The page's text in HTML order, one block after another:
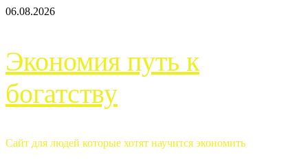
Перейти
06.08.2026
Экономия путь к
богатству
Сайт для людей которые хотят научится экономить